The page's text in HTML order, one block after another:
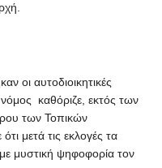
οι αυτοδιοικητικές
νόμος καθόριζε, εκτός των
των Τοπικών
μετά τις εκλογές τα
μυστική ψηφοφορία τον